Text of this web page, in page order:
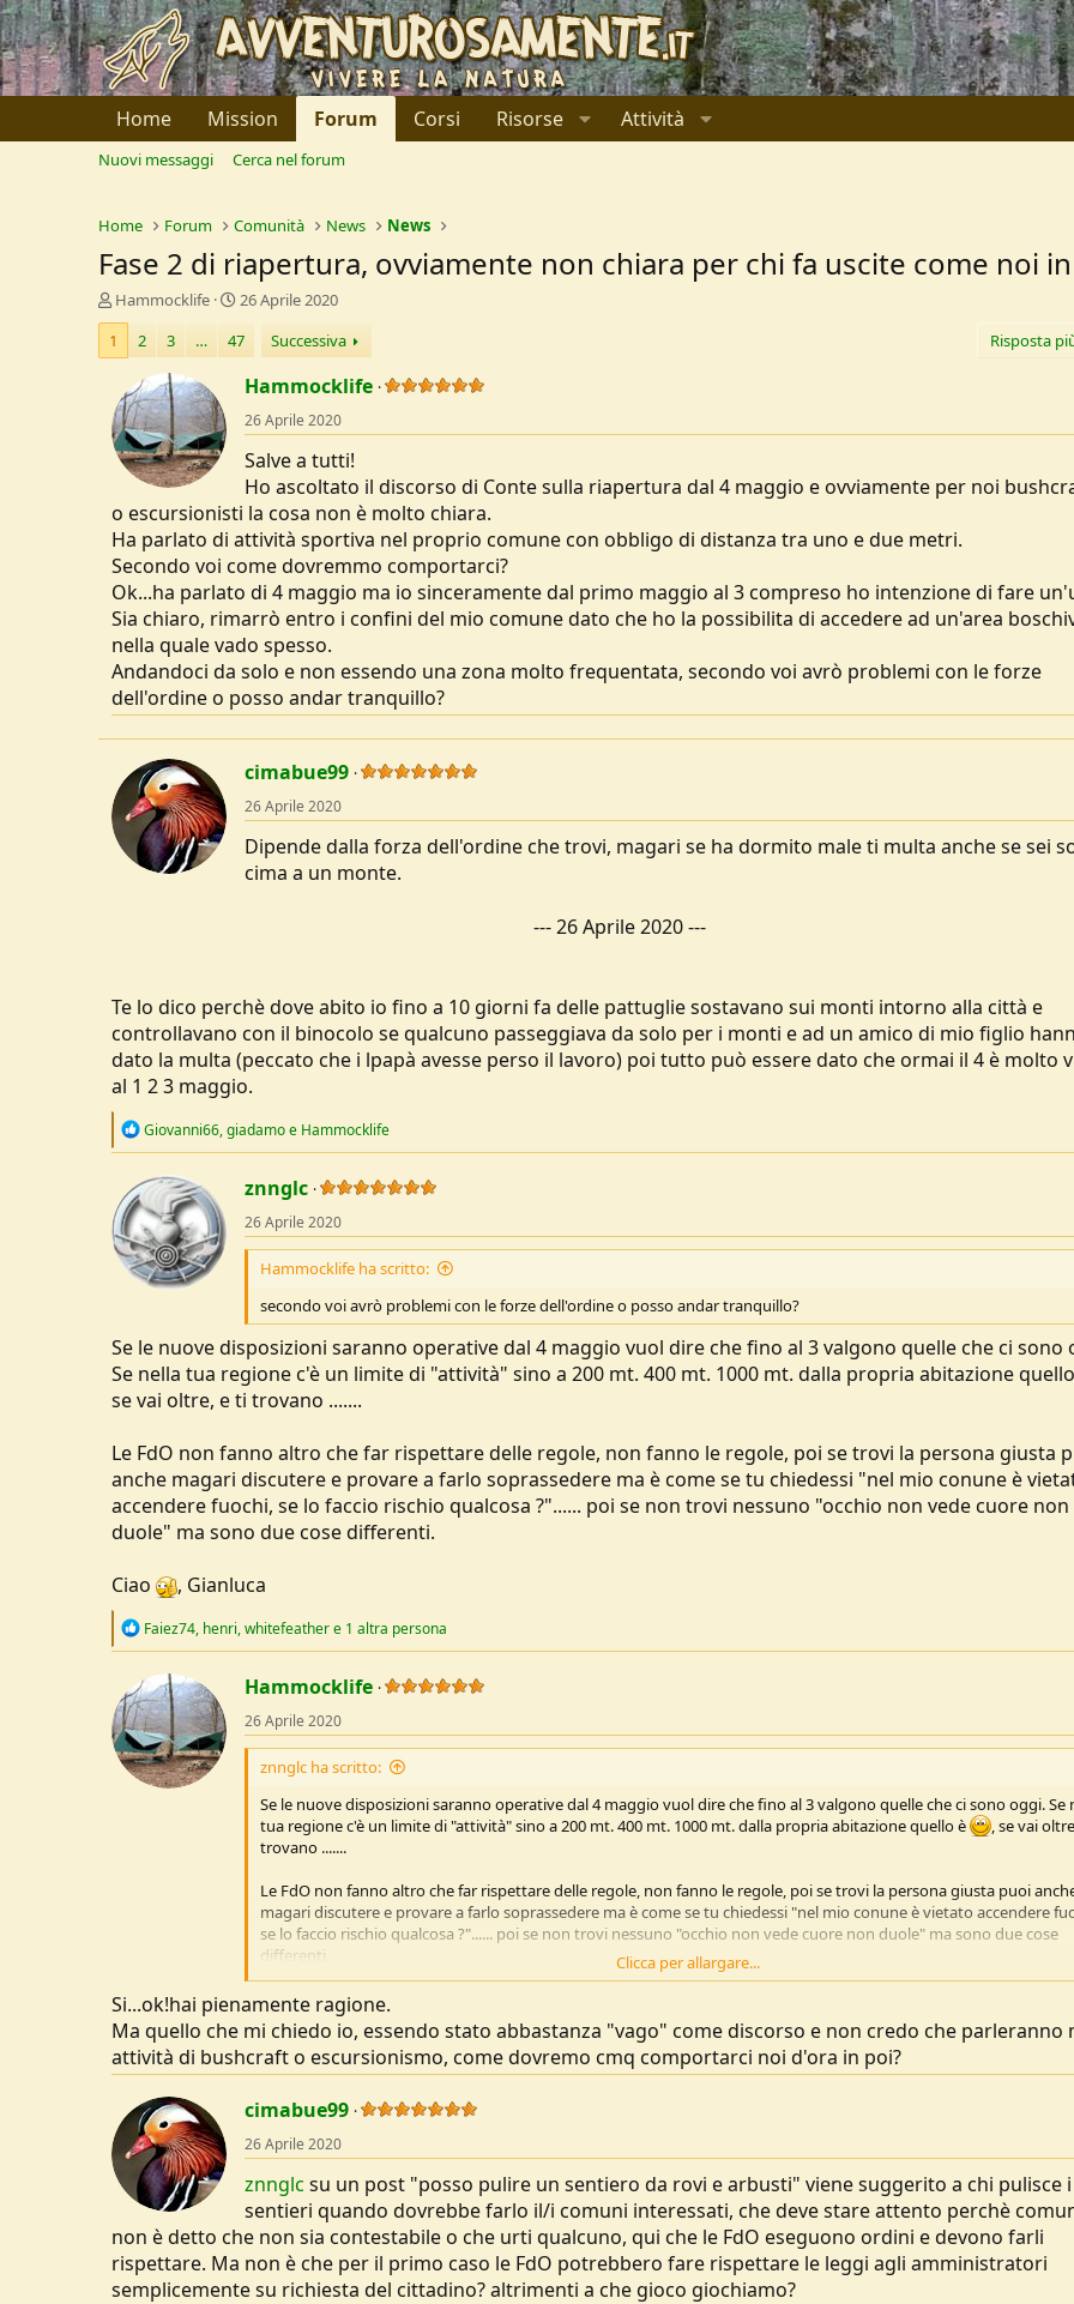
Home Mission Forum Corsi Risorse Attività
Nuovi messaggi Cerca nel forum
Home Forum Comunità News News
Fase 2 di riapertura, ovviamente non chiara per chi fa uscite come noi
C
r
e
a
o
r
e
D
s
c
u
s
s
i
o
n
e
Hammocklife
D
t
a
d
n
i
o
26 Aprile 2020
1
2 3 … 47 Successiva Risposta
Hammocklife
26 Aprile 2020
Salve a tutti!
Ho ascoltato il discorso di Conte sulla riapertura dal 4 maggio e ovviamente per noi
o escursionisti la cosa non è molto chiara.
Ha parlato di attività sportiva nel proprio comune con obbligo di distanza tra uno e due metri.
Secondo voi come dovremmo comportarci?
Ok...ha parlato di 4 maggio ma io sinceramente dal primo maggio al 3 compreso ho intenzione di fare
Sia chiaro, rimarrò entro i confini del mio comune dato che ho la possibilita di accedere ad un'area
nella quale vado spesso.
Andandoci da solo e non essendo una zona molto frequentata, secondo voi avrò problemi con le forze
dell'ordine o posso andar tranquillo?
cimabue99
26 Aprile 2020
Dipende dalla forza dell'ordine che trovi, magari se ha dormito male ti multa anche se sei
cima a un monte.
---26 Aprile 2020---
Te lo dico perchè dove abito io fino a 10 giorni fa delle pattuglie sostavano sui monti intorno alla città e
controllavano con il binocolo se qualcuno passeggiava da solo per i monti e ad un amico di mio figlio
dato la multa (peccato che i lpapà avesse perso il lavoro) poi tutto può essere dato che ormai il 4 è molto
al 1 2 3 maggio.
R
c
t
i
o
n
s
Giovanni66,giadamoe Hammocklife
znnglc
26 Aprile 2020
Hammocklife ha scritto:
secondo voi avrò problemi con le forze dell'ordine o posso andar tranquillo?
Se le nuove disposizioni saranno operative dal 4 maggio vuol dire che fino al 3 valgono quelle che ci sono
Se nella tua regione c'è un limite di "attività" sino a 200 mt. 400 mt. 1000 mt. dalla propria abitazione
se vai oltre, e ti trovano .......
Le FdO non fanno altro che far rispettare delle regole, non fanno le regole, poi se trovi la persona giusta
anche magari discutere e provare a farlo soprassedere ma è come se tu chiedessi "nel mio conune è
accendere fuochi, se lo faccio rischio qualcosa ?"...... poi se non trovi nessuno "occhio non vede cuore non
duole" ma sono due cose differenti.
Ciao
, Gianluca
R
c
t
i
o
n
s
Faiez74, henri,whitefeathere 1 altra persona
Hammocklife
26 Aprile 2020
znnglc ha scritto:
Se le nuove disposizioni saranno operative dal 4 maggio vuol dire che fino al 3 valgono quelle che ci sono oggi. Se
tua regione c'è un limite di "attività" sino a 200 mt. 400 mt. 1000 mt. dalla propria abitazione quello è
, se vai
trovano .......
Le FdO non fanno altro che far rispettare delle regole, non fanno le regole, poi se trovi la persona giusta puoi
magari discutere e provare a farlo soprassedere ma è come se tu chiedessi "nel mio conune è vietato accendere
se lo faccio rischio qualcosa ?"...... poi se non trovi nessuno "occhio non vede cuore non duole" ma sono due cose
differenti.
Ciao
, Gianluca
Clicca per allargare...
Si...ok!hai pienamente ragione.
Ma quello che mi chiedo io, essendo stato abbastanza "vago" come discorso e non credo che parleranno
attività di bushcraft o escursionismo, come dovremo cmq comportarci noi d'ora in poi?
cimabue99
26 Aprile 2020
znnglc su un post "posso pulire un sentiero da rovi e arbusti" viene suggerito a chi pulisce i
sentieri quando dovrebbe farlo il/i comuni interessati, che deve stare attento perchè
non è detto che non sia contestabile o che urti qualcuno, qui che le FdO eseguono ordini e devono farli
rispettare. Ma non è che per il primo caso le FdO potrebbero fare rispettare le leggi agli amministratori
semplicemente su richiesta del cittadino? altrimenti a che gioco giochiamo?